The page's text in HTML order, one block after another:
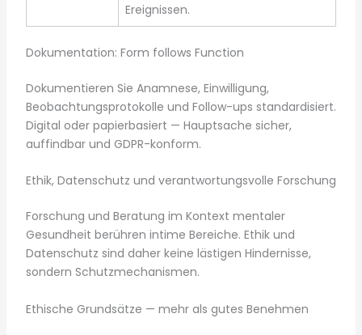
Ereignissen.
Dokumentation: Form follows Function
Dokumentieren Sie Anamnese, Einwilligung,
Beobachtungsprotokolle und Follow-ups standardisiert.
Digital oder papierbasiert — Hauptsache sicher,
auffindbar und GDPR-konform.
Ethik, Datenschutz und verantwortungsvolle Forschung
Forschung und Beratung im Kontext mentaler
Gesundheit berühren intime Bereiche. Ethik und
Datenschutz sind daher keine lästigen Hindernisse,
sondern Schutzmechanismen.
Ethische Grundsätze — mehr als gutes Benehmen